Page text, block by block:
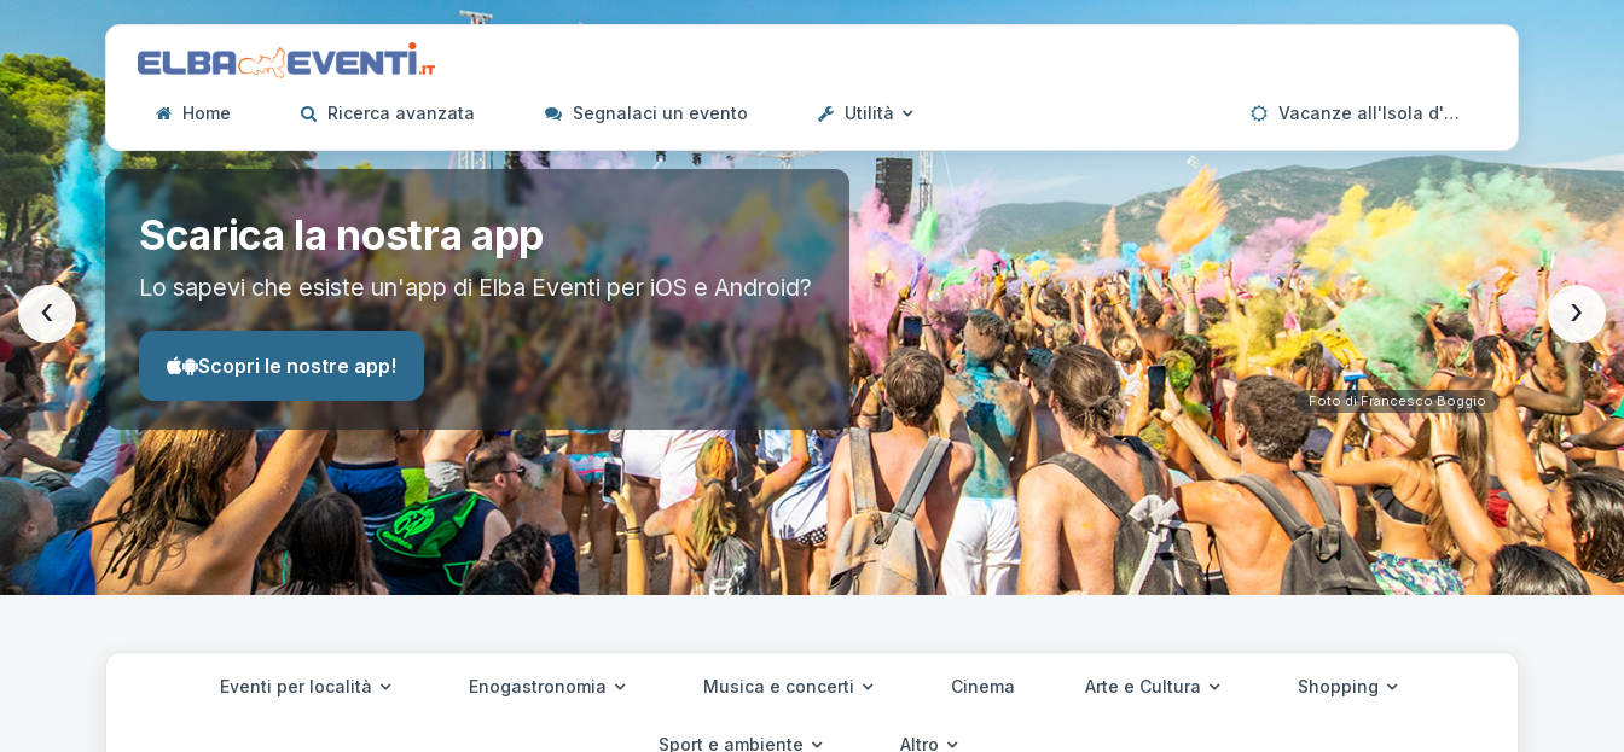
Home Ricerca avanzata Segnalaci un evento Utilità Vacanze all'Isola d'Elba
Scarica la nostra app
Lo sapevi che esiste un'app di Elba Eventi per iOS e Android?
Scopri le nostre app!
Foto di Francesco Boggio
‹ ›
Eventi per località Enogastronomia Musica e concerti Cinema Arte e Cultura Shopping
Sport e ambiente Altro